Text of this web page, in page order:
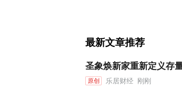
最新文章推荐
圣象焕新家重新定义存
原创 乐居财经 刚刚